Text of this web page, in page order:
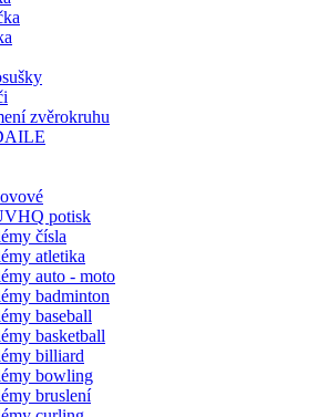
zvěrokruhu
potisk
čísla
atletika
auto - moto
badminton
baseball
basketball
billiard
bowling
bruslení